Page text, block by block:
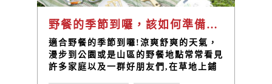
野餐的季節到囉，該如何準備野餐食物，禾乃川野餐食譜大公開
適合野餐的季節到囉!涼爽舒爽的天氣，
漫步到公園或是山區的野餐地點常常看見
許多家庭以及一群好朋友們,在草地上鋪